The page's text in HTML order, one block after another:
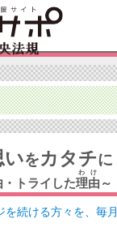
いをカタチに
・トライした理由
わけ
～
を続ける方々を、毎